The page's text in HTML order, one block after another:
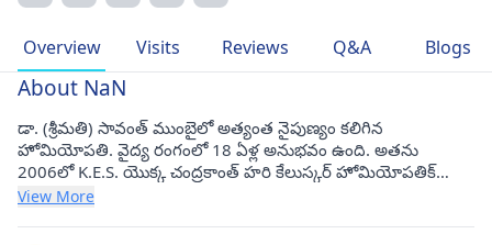
Overview Visits Reviews Q&A Blogs
About NaN
డా. (శ్రీమతి) సావంత్ ముంబైలో అత్యంత నైపుణ్యం కలిగిన
హోమియోపతి. వైద్య రంగంలో 18 ఏళ్ల అనుభవం ఉంది. అతను
2006లో K.E.S. యొక్క చంద్రకాంత్ హరి కేలుస్కర్ హోమియోపతిక్
మెడికల్ కాలేజీ నుండి BHMS చేసాడు. అతను ప్రస్తుతం దహిసర్
View More